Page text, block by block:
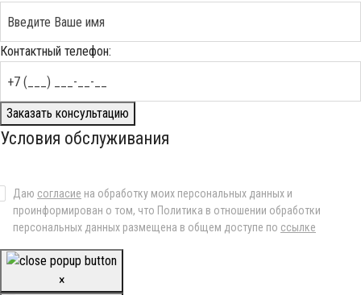
Контактный телефон:
Заказать консультацию
Условия обслуживания
Даю согласие на обработку моих персональных данных и
проинформирован о том, что Политика в отношении обработки
персональных данных размещена в общем доступе по ссылке
×